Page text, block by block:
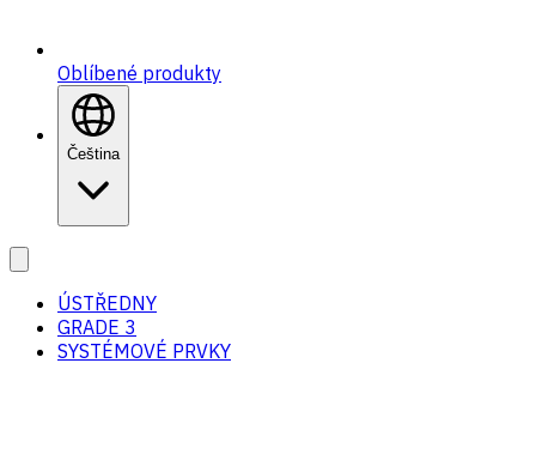
Oblíbené produkty
Čeština
ÚSTŘEDNY
GRADE 3
SYSTÉMOVÉ PRVKY